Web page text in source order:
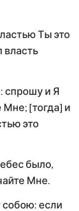
Ты это
власть
спрошу и Я
Мне; [тогда] и
это
было,
Мне.
если